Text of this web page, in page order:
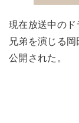
現在放送中のド
兄弟を演じる
公開された。